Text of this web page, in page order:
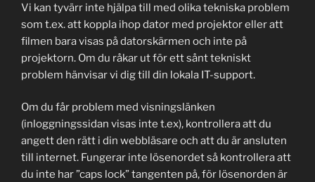
Vi kan tyvärr inte hjälpa till med olika tekniska problem
som t.ex. att koppla ihop dator med projektor eller att
filmen bara visas på datorskärmen och inte på
projektorn. Om du råkar ut för ett sånt tekniskt
problem hänvisar vi dig till din lokala IT-support.
Om du får problem med visningslänken
(inloggningssidan visas inte t.ex), kontrollera att du
angett den rätt i din webbläsare och att du är ansluten
till internet. Fungerar inte lösenordet så kontrollera att
du inte har ”caps lock” tangenten på, för lösenorden är